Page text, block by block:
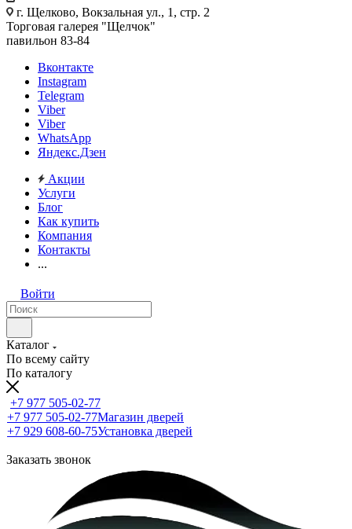
г. Щелково, Вокзальная ул., 1, стр. 2
Торговая галерея "Щелчок"
павильон 83-84
Вконтакте
Instagram
Telegram
Viber
Viber
WhatsApp
Яндекс.Дзен
Акции
Услуги
Блог
Как купить
Компания
Контакты
...
Войти
Каталог
По всему сайту
По каталогу
+7 977 505-02-77
+7 977 505-02-77Магазин дверей
+7 929 608-60-75Установка дверей
Заказать звонок